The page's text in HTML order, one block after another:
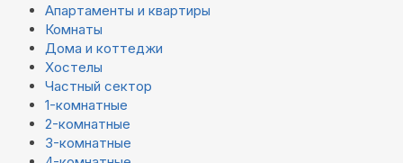
Апартаменты и квартиры
Комнаты
Дома и коттеджи
Хостелы
Частный сектор
1-комнатные
2-комнатные
3-комнатные